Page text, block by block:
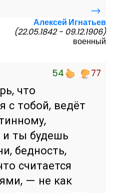
→
Алексей Игнатьев
(22.05.1842 - 09.12.1906)
военный
54 77
что
с тобой, ведёт
и ты будешь
бедность,
считается
— не как